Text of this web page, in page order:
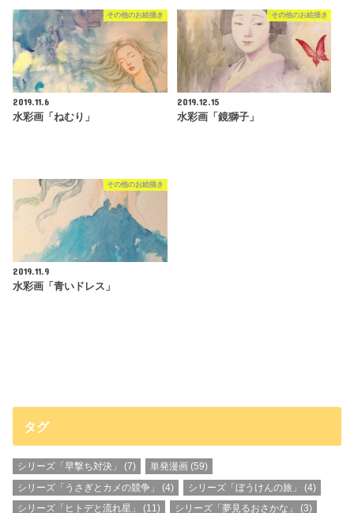
その他のお絵描き
2019.11.6
水彩画「ねむり」
その他のお絵描き
2019.12.15
水彩画「鏡獅子」
その他のお絵描き
2019.11.9
水彩画「青いドレス」
タグ
シリーズ「早撃ち対決」 (7) 単発漫画(59)
シリーズ「うさぎとカメの競争」
(4) シリーズ「ぼうけんの旅」
(4)
シリーズ「ヒトデと流れ星」
(11) シリーズ「夢見るおさかな」
(3)